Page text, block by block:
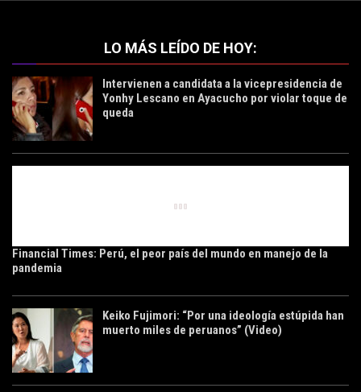
LO MÁS LEÍDO DE HOY:
Intervienen a candidata a la vicepresidencia de
Yonhy Lescano en Ayacucho por violar toque de
queda
Financial Times: Perú, el peor país del mundo en manejo de la
pandemia
Keiko Fujimori: “Por una ideología estúpida han
muerto miles de peruanos” (Video)